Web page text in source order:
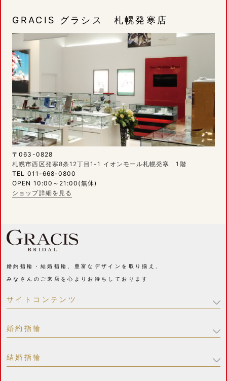
GRACIS グラシス 札幌発寒店
〒063-0828
札幌市西区発寒8条12丁目1-1 イオンモール札幌発寒 1階
TEL 011-668-0800
OPEN 10:00～21:00(無休)
ショップ詳細を見る
婚約指輪・結婚指輪、豊富なデザインを取り揃え、
みなさんのご来店を心よりお待ちしております
サイトコンテンツ
婚約指輪
結婚指輪